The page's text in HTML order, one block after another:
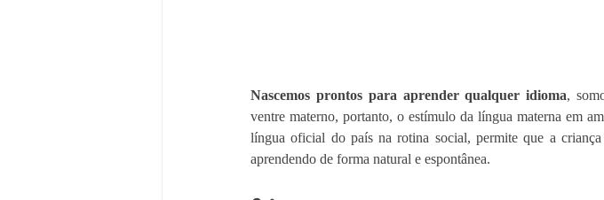
Nascemos prontos para aprender qualquer idioma,
ventre materno, portanto, o estímulo da língua materna em
língua oficial do país na rotina social, permite que a criança
aprendendo de forma natural e espontânea.